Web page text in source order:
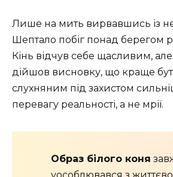
Лише на мить вирвавшись із
Шептало побіг понад берегом
Кінь відчув себе щасливим,
дійшов висновку, що краще
слухняним під захистом
перевагу реальності, а не мрії.
Образ білого коня